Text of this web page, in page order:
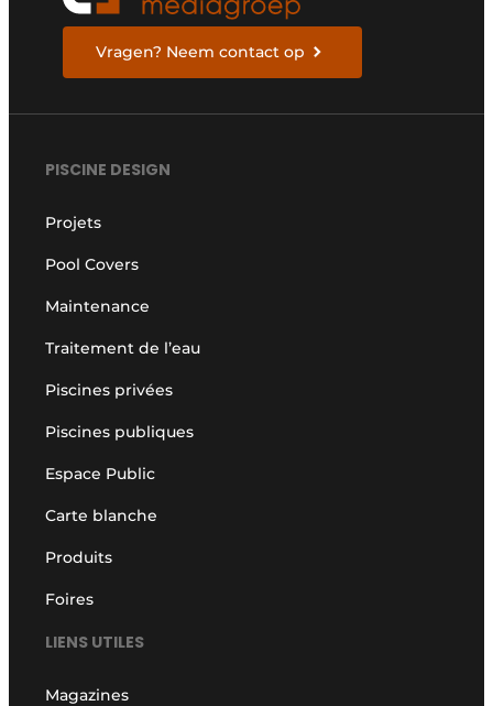
Vragen? Neem contact op
PISCINE DESIGN
Projets
Pool Covers
Maintenance
Traitement de l’eau
Piscines privées
Piscines publiques
Espace Public
Carte blanche
Produits
Foires
LIENS UTILES
Magazines